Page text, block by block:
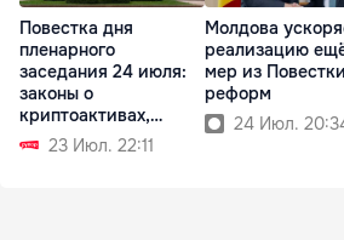
Повестка дня
пленарного
заседания 24 июля:
законы о
криптоактивах,
судебной реформе
23 Июл. 22:11
Молдова
реализацию
мер из Повестки
реформ
24 Июл.